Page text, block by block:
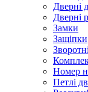
Дверні
Дверні
Замки
Защіпки
Номер
Петлі